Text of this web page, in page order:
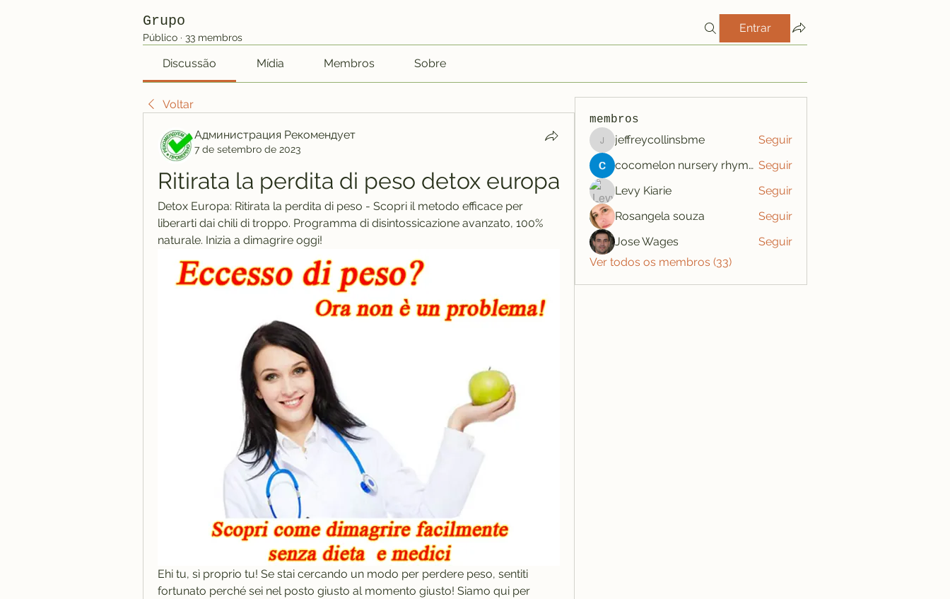
Grupo
Público · 33 membros
Entrar
Discussão Mídia Membros Sobre
Voltar
Администрация Рекомендует
7 de setembro de 2023
Ritirata la perdita di peso detox europa
Detox Europa: Ritirata la perdita di peso - Scopri il metodo efficace per
liberarti dai chili di troppo. Programma di disintossicazione avanzato, 100%
naturale. Inizia a dimagrire oggi!
Ehi tu, sì proprio tu! Se stai cercando un modo per perdere peso, sentiti
fortunato perché sei nel posto giusto al momento giusto! Siamo qui per
membros
jeffreycollinsbme
jeffreycollinsbme
Seguir
cocomelon nursery rhymes Seguir
Levy Kiarie
Seguir
Rosangela souza
Seguir
Jose Wages
Seguir
Ver todos os membros (33)